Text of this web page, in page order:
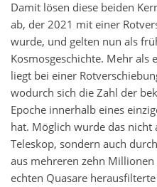
Damit lösen diese beiden
ab, der 2021 mit einer
wurde, und gelten nun als
Kosmosgeschichte. Mehr als
liegt bei einer
wodurch sich die Zahl der
Epoche innerhalb eines
hat. Möglich wurde das
Teleskop, sondern auch
aus mehreren zehn
echten Quasare